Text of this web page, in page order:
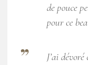
de pouce
pour ce
J’ai